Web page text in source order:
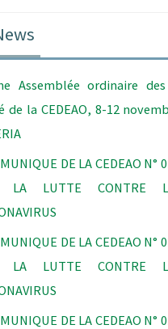
Assemblée ordinaire
de la CEDEAO, 8-12
DE LA CEDEAO N°
LA LUTTE CONTRE
DE LA CEDEAO N°
LA LUTTE CONTRE
DE LA CEDEAO N°